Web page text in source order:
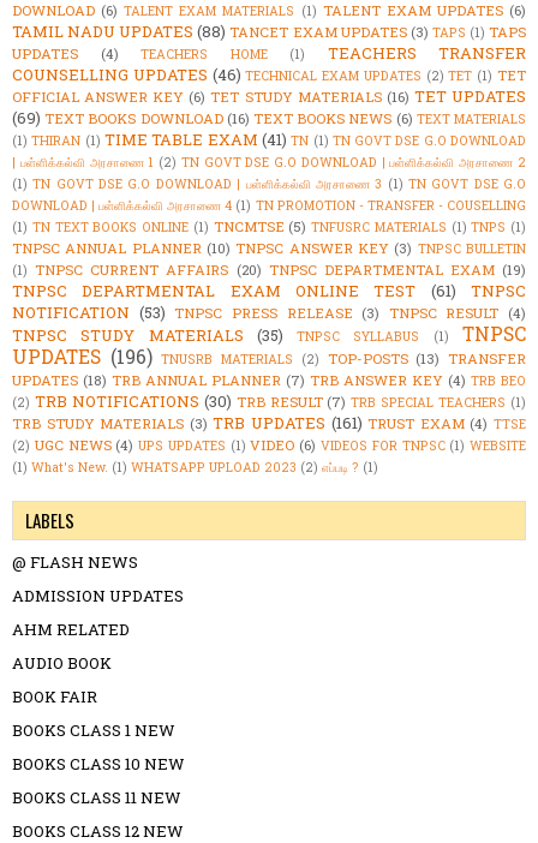
DOWNLOAD (6) TALENT EXAM MATERIALS (1) TALENT EXAM UPDATES (6)
TAMIL NADU UPDATES (88) TANCET EXAM UPDATES (3) TAPS (1) TAPS
UPDATES
(4) TEACHERS HOME (1)
TEACHERS TRANSFER
COUNSELLING UPDATES (46) TECHNICAL EXAM UPDATES (2) TET (1) TET
OFFICIAL ANSWER KEY (6) TET STUDY MATERIALS (16) TET UPDATES
(69) TEXT BOOKS DOWNLOAD (16) TEXT BOOKS NEWS (6) TEXT MATERIALS
(1) THIRAN (1) TIME TABLE EXAM (41) TN (1) TN GOVT DSE G.O DOWNLOAD
| பள்ளிக்கல்வி அரசாணை 1 (2) TN GOVT DSE G.O DOWNLOAD | பள்ளிக்கல்வி அரசாணை 2
(1) TN GOVT DSE G.O DOWNLOAD | பள்ளிக்கல்வி அரசாணை 3 (1) TN GOVT DSE G.O
DOWNLOAD | பள்ளிக்கல்வி அரசாணை 4 (1) TN PROMOTION - TRANSFER - COUSELLING
(1) TN TEXT BOOKS ONLINE (1) TNCMTSE (5) TNFUSRC MATERIALS (1) TNPS (1)
TNPSC ANNUAL PLANNER (10) TNPSC ANSWER KEY (3) TNPSC BULLETIN
(1) TNPSC CURRENT AFFAIRS (20) TNPSC DEPARTMENTAL EXAM (19)
TNPSC DEPARTMENTAL EXAM ONLINE TEST (61)
TNPSC
NOTIFICATION (53) TNPSC PRESS RELEASE (3) TNPSC RESULT (4)
TNPSC STUDY MATERIALS (35) TNPSC SYLLABUS (1)
TNPSC
UPDATES (196) TNUSRB MATERIALS (2) TOP-POSTS (13) TRANSFER
UPDATES (18) TRB ANNUAL PLANNER (7) TRB ANSWER KEY (4) TRB BEO
(2) TRB NOTIFICATIONS (30) TRB RESULT (7) TRB SPECIAL TEACHERS (1)
TRB STUDY MATERIALS (3) TRB UPDATES (161) TRUST EXAM (4) TTSE
(2) UGC NEWS (4) UPS UPDATES (1) VIDEO (6) VIDEOS FOR TNPSC (1) WEBSITE
(1) What's New. (1) WHATSAPP UPLOAD 2023 (2) எப்படி ? (1)
LABELS
@ FLASH NEWS
ADMISSION UPDATES
AHM RELATED
AUDIO BOOK
BOOK FAIR
BOOKS CLASS 1 NEW
BOOKS CLASS 10 NEW
BOOKS CLASS 11 NEW
BOOKS CLASS 12 NEW